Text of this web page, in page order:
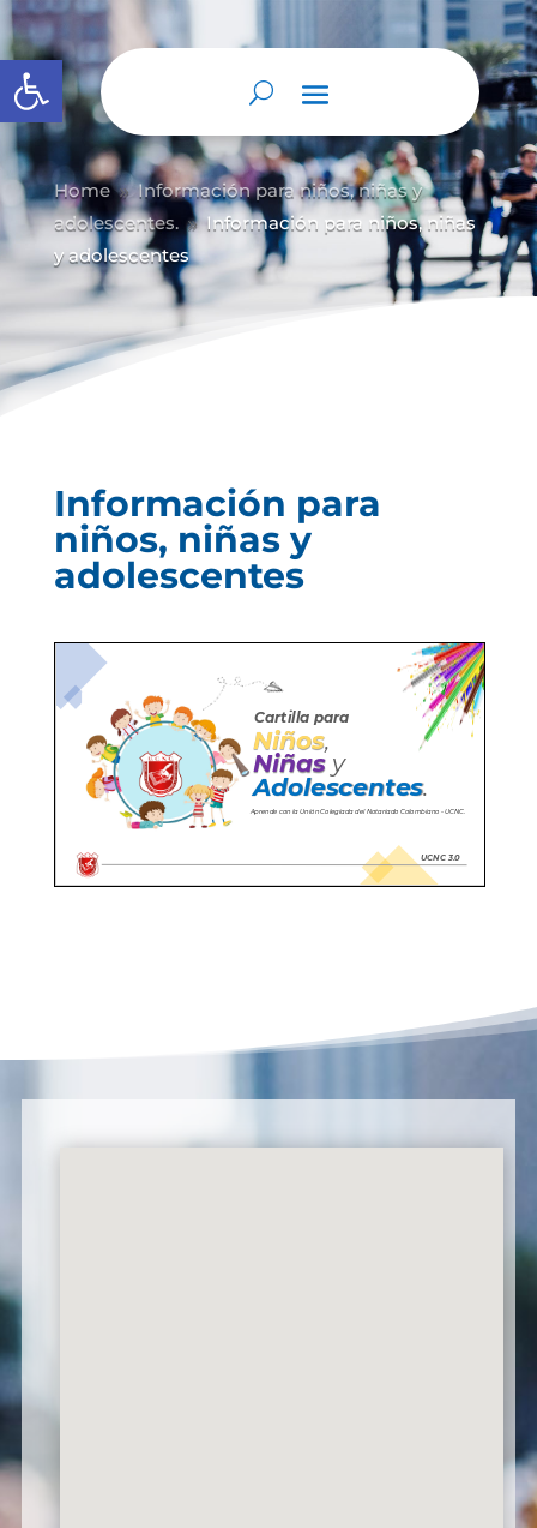
Abrir barra de herramientas
Home 9 Información para niños, niñas y
adolescentes. 9 Información para niños, niñas
y adolescentes
Información para
niños, niñas y
adolescentes